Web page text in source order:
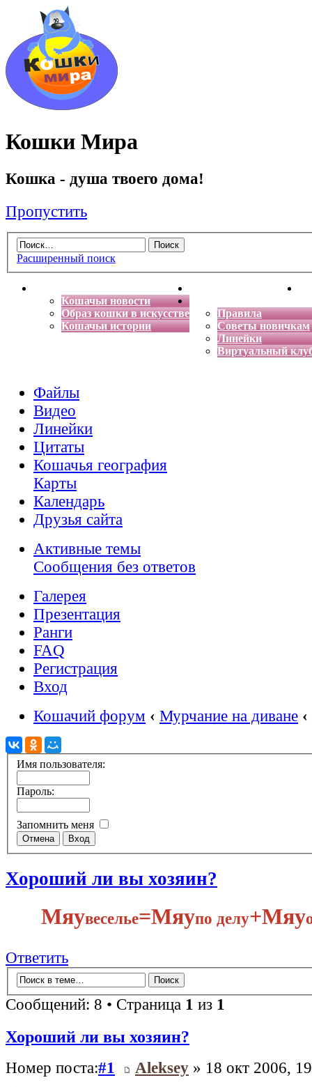
Кошки Мира
Кошка - душа твоего дома!
Пропустить
Расширенный поиск
Кошачьи новости
Образ кошки в искусстве
Кошачьи истории
Энциклопедия кошек
Правила
Советы новичкам
Линейки
Виртуальный
Файлы
Видео
Линейки
Цитаты
Кошачья география
Карты
Календарь
Друзья сайта
Активные темы
Сообщения без ответов
Галерея
Презентация
Ранги
FAQ
Регистрация
Вход
Кошачий форум ‹ Мурчание на диване ‹
Имя пользователя:
Пароль:
Запомнить меня
Хороший ли вы хозяин?
Мяувеселье​=Мяупо делу​+Мяу
Ответить
Сообщений: 8 • Страница 1 из 1
Хороший ли вы хозяин?
Номер поста:#1 Aleksey » 18 окт 2006,